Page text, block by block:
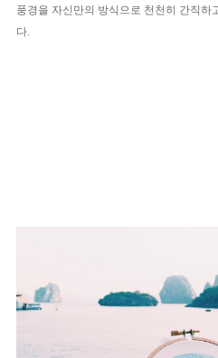
풍경을 자신만의 방식으로 천천히 간직하
다.